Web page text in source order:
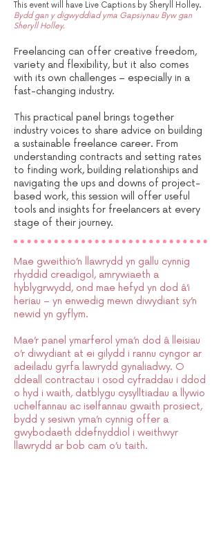
This event will have Live Captions by Sheryll Holley.
Bydd gan y digwyddiad yma Gapsiynau Byw gan
Sheryll Holley.
Freelancing can offer creative freedom,
variety and flexibility, but it also comes
with its own challenges – especially in a
fast-changing industry.
This practical panel brings together
industry voices to share advice on building
a sustainable freelance career. From
understanding contracts and setting rates
to finding work, building relationships and
navigating the ups and downs of project-
based work, this session will offer useful
tools and insights for freelancers at every
stage of their journey.
Mae gweithio’n llawrydd yn gallu cynnig
rhyddid creadigol, amrywiaeth a
hyblygrwydd, ond mae hefyd yn dod â’i
heriau – yn enwedig mewn diwydiant sy’n
newid yn gyflym.
Mae’r panel ymarferol yma’n dod â lleisiau
o’r diwydiant at ei gilydd i rannu cyngor ar
adeiladu gyrfa lawrydd gynaliadwy. O
ddeall contractau i osod cyfraddau i ddod
o hyd i waith, datblygu cysylltiadau a llywio
uchelfannau ac iselfannau gwaith prosiect,
bydd y sesiwn yma’n cynnig offer a
gwybodaeth ddefnyddiol i weithwyr
llawrydd ar bob cam o’u taith.